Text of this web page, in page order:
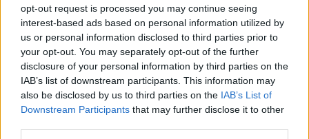
opt-out request is processed you may continue seeing
interest-based ads based on personal information utilized by
us or personal information disclosed to third parties prior to
your opt-out. You may separately opt-out of the further
disclosure of your personal information by third parties on the
IAB’s list of downstream participants. This information may
also be disclosed by us to third parties on the IAB’s List of
Downstream Participants that may further disclose it to other
Psychotesty
Jaki typ osobowości zawodowej w Tobie
przeważ...